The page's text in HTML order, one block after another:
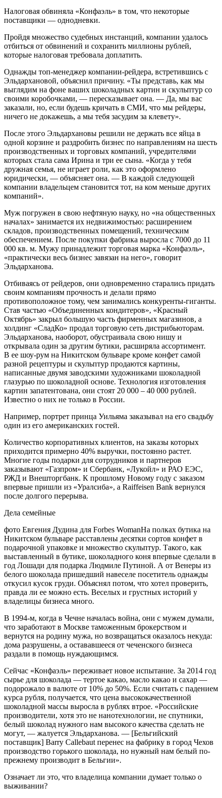
Налоговая обвиняла «Конфаэль» в том, что некоторые
поставщики — однодневки.
Пройдя множество судебных инстанций, компании удалось
отбиться от обвинений и сохранить миллионы рублей,
которые налоговая требовала доплатить.
Однажды топ-менеджер компании-рейдера, встретившись с
Эльдархановой, объяснил причину. «Ты представь, как мы
выглядим на фоне ваших шоколадных картин и скульптур со
своими коробочками, — пересказывает она. — Да, мы вас
заказали, но, если будешь кричать в СМИ, что мы рейдеры,
ничего не докажешь, а мы тебя засудим за клевету».
После этого Эльдархановы решили не держать все яйца в
одной корзине и раздробить бизнес по направлениям на шесть
производственных и торговых компаний, учредителями
которых стала сама Ирина и три ее сына. «Когда у тебя
дружная семья, не играет роли, как это оформлено
юридически, — объясняет она. — В каждой следующей
компании владельцем становится тот, на ком меньше других
компаний».
Муж погружен в свою нефтяную науку, но «на общественных
началах» занимается их недвижимостью: расширением
складов, производственных помещений, техническим
обеспечением. После покупки фабрика выросла с 7000 до 11
000 кв. м. Мужу принадлежит торговая марка «Конфаэль»,
«практически весь бизнес завязан на него», говорит
Эльдарханова.
Отбиваясь от рейдеров, они одновременно старались придать
своим компаниям прочность и делали прямо
противоположное тому, чем занимались конкуренты-гиганты.
Став частью «Объединенных кондитеров», «Красный
Октябрь» закрыл большую часть фирменных магазинов, а
холдинг «СладКо» продал торговую сеть дистрибьюторам.
Эльдарханова, наоборот, обустраивала свою нишу и
открывала один за другим бутики, расширяла ассортимент.
В ее шоу-­рум на Никитском бульваре кроме конфет самой
разной рецептуры и скульптур продаются картины,
написанные двумя заводскими художниками шоколадной
глазурью по шоколадной основе. Технология изготовления
картин запатентована, они стоят 20 000 – 40 000 рублей.
Известно о них не только в России.
Например, портрет принца Уильяма заказывал на его свадьбу
один из его американских гостей.
Количество корпоративных клиентов, на заказы которых
приходится примерно 40% выручки, постоянно растет.
Многие годы подарки для сотрудников и партнеров
заказывают «Газпром» и Сбербанк, «Лукойл» и РАО ЕЭС,
РЖД и Внешторгбанк. К прошлому Новому году с заказом
впервые пришли из «Уралсиба», а Raiffeisen Bank вернулся
после долгого перерыва.
Дела семейные
фото Евгения Дудина для Forbes WomanНа полках бутика на
Никитском бульваре расставлены десятки сортов конфет в
подарочной упаковке и множество скульптур. Такого, как
выставленный в бутике, шоколадного коня впервые сделали в
год Лошади для подарка Людмиле Путиной. А от Венеры из
белого шоколада пришедший навеселе посетитель однажды
откусил кусок груди. Объяснял потом, что хотел проверить,
правда ли ее можно есть. Веселых и грустных историй у
владелицы бизнеса много.
В 1994-м, когда в Чечне началась война, они с мужем думали,
что заработают в Москве таможенным брокерством и
вернутся на родину мужа, но возвращаться оказалось некуда:
дома разрушены, а остававшееся от чеченского бизнеса
раздали в помощь нуждающимся.
Сейчас «Конфаэль» переживает новое испытание. За 2014 год
сырье для шоколада — тертое какао, масло какао и сахар —
подорожало в валюте от 10% до 50%. Если считать с падением
курса рубля, получается, что цена высококачественной
шоколадной массы выросла в рублях втрое. «Российские
производители, хотя это не нанотехнологии, не спутники,
белый шоколад нужного нам высокого качества сделать не
могут, — жалуется Эльдарханова. — [Бельгийский
поставщик] Barry Callebaut перенес на фабрику в город Чехов
производство горького шоколада, но нужный нам белый по-
прежнему производит в Бельгии».
Означает ли это, что владелица компании думает только о
выживании?